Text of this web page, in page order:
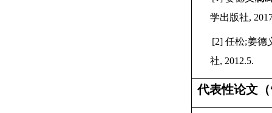
学出版社,
[2] 任松;姜德
社, 2012.5.
代表性论文（